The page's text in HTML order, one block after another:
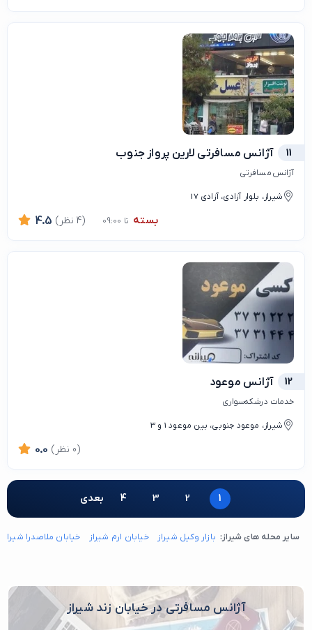
11 آژانس مسافرتی لارین پرواز جنوب
آژانس مسافرتی
شیراز، بلوار آزادی، آزادی 17
بسته تا 09:00 4.5 (4 نظر)
12 آژانس موعود
خدمات درشکه‌سواری
شیراز، موعود جنوبی، بین موعود 1 و 3
0.0 (0 نظر)
1
2
3
4 بعدی
سایر محله های شیراز: بازار وکیل شیراز خیابان ارم شیراز خیابان ملاصدرا شیراز
آژانس مسافرتی در خیابان زند شیراز